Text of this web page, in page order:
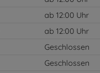
ab 12:00 Uhr
ab 12:00 Uhr
Geschlossen
Geschlossen